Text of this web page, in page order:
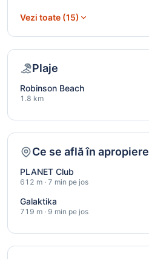
Vezi toate (15)
Plaje
Robinson Beach
1.8 km
Ce se află în apropiere
PLANET Club
612 m · 7 min pe jos
Galaktika
719 m · 9 min pe jos